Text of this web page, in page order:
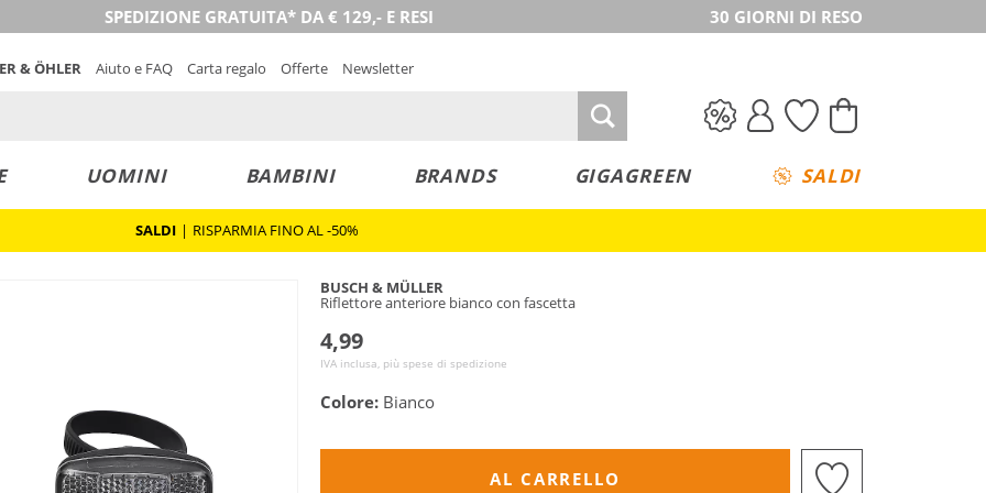
SPEDIZIONE GRATUITA* DA € 129,- E RESI 30 GIORNI DI RESO
& ÖHLER Aiuto e FAQ Carta regalo Offerte Newsletter
UOMINI BAMBINI BRANDS GIGAGREEN SALDI
SALDI | RISPARMIA FINO AL -50%
BUSCH & MÜLLER
Riflettore anteriore bianco con fascetta
4,99
IVA inclusa, più spese di spedizione
Colore: Bianco
AL CARRELLO